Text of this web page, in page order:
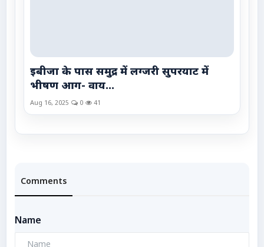
इबीजा के पास समुद्र में लग्जरी सुपरयाट में
भीषण आग- वाय...
Aug 16, 2025 0 41
Comments
Name